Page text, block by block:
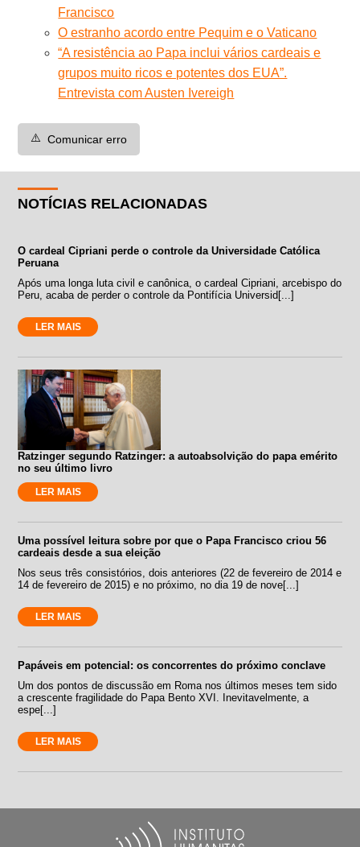
Francisco
O estranho acordo entre Pequim e o Vaticano
“A resistência ao Papa inclui vários cardeais e
grupos muito ricos e potentes dos EUA”.
Entrevista com Austen Ivereigh
⚠️ Comunicar erro
NOTÍCIAS RELACIONADAS
O cardeal Cipriani perde o controle da Universidade Católica
Peruana
Após uma longa luta civil e canônica, o cardeal Cipriani, arcebispo do
Peru, acaba de perder o controle da Pontifícia Universid[...]
LER MAIS
Ratzinger segundo Ratzinger: a autoabsolvição do papa emérito
no seu último livro
LER MAIS
Uma possível leitura sobre por que o Papa Francisco criou 56
cardeais desde a sua eleição
Nos seus três consistórios, dois anteriores (22 de fevereiro de 2014 e
14 de fevereiro de 2015) e no próximo, no dia 19 de nove[...]
LER MAIS
Papáveis em potencial: os concorrentes do próximo conclave
Um dos pontos de discussão em Roma nos últimos meses tem sido
a crescente fragilidade do Papa Bento XVI. Inevitavelmente, a
espe[...]
LER MAIS